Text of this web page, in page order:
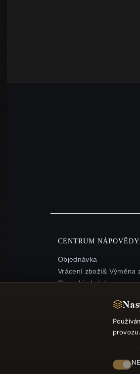
CENTRUM NÁPOVĚDY
Objednávka
Vrácení zboží& Výměna
Stav objednávky
Můj účet& Odměny